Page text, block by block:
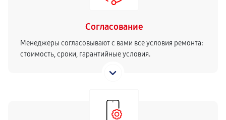
Согласование
Менеджеры согласовывают с вами все условия ремонта:
стоимость, сроки, гарантийные условия.